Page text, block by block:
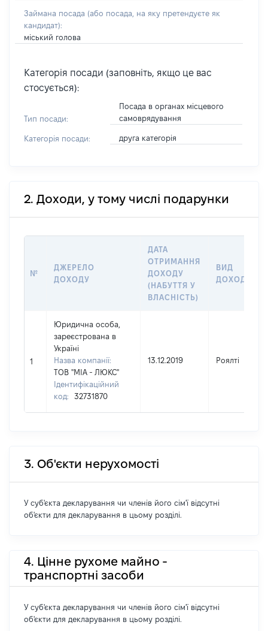
Займана посада (або посада, на яку претендуєте як
кандидат):
міський голова
Категорія посади (заповніть, якщо це вас
стосується):
Тип посади:
Посада в органах місцевого
самоврядування
Категорія посади: друга категорія
2. Доходи, у тому числі подарунки
№
ДЖЕРЕЛО
ДОХОДУ
ДАТА
ОТРИМАННЯ
ДОХОДУ
(НАБУТТЯ У
ВЛАСНІСТЬ)
ВИД
ДОХОДУ
1
Юридична особа,
зареєстрована в
Україні
Назва компанії:
ТОВ "МІА - ЛЮКС"
Ідентифікаційний
код:
32731870
13.12.2019 Роялті
3. Об'єкти нерухомості
У суб'єкта декларування чи членів його сім'ї відсутні
об'єкти для декларування в цьому розділі.
4. Цінне рухоме майно -
транспортні засоби
У суб'єкта декларування чи членів його сім'ї відсутні
об'єкти для декларування в цьому розділі.